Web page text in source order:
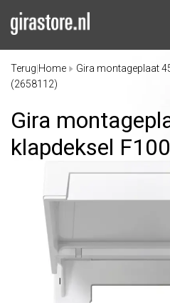
Terug Home
Gira montageplaat
(2658112)
Gira
klapdeksel